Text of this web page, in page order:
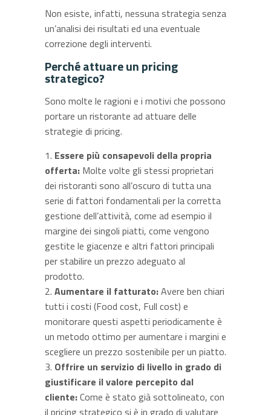
Non esiste, infatti, nessuna strategia senza
un’analisi dei risultati ed una eventuale
correzione degli interventi.
Perché attuare un pricing
strategico?
Sono molte le ragioni e i motivi che possono
portare un ristorante ad attuare delle
strategie di pricing.
Essere più consapevoli della propria
offerta: Molte volte gli stessi proprietari
dei ristoranti sono all’oscuro di tutta una
serie di fattori fondamentali per la corretta
gestione dell’attività, come ad esempio il
margine dei singoli piatti, come vengono
gestite le giacenze e altri fattori principali
per stabilire un prezzo adeguato al
prodotto.
Aumentare il fatturato:Avere ben chiari
tutti i costi (Food cost, Full cost) e
monitorare questi aspetti periodicamente è
un metodo ottimo per aumentare i margini e
scegliere un prezzo sostenibile per un piatto.
Offrire un servizio di livello in grado di
giustificare il valore percepito dal
cliente:Come è stato già sottolineato, con
il pricing strategico si è in grado di valutare